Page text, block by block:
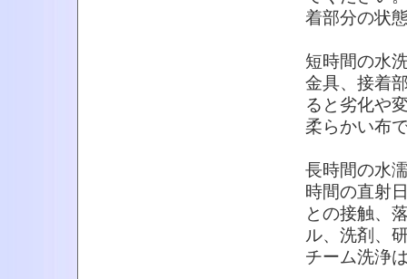
着部分の状
短時間の水
金具、接着
ると劣化や
柔らかい布
長時間の水
時間の直射
との接触、
ル、洗剤、
チーム洗浄